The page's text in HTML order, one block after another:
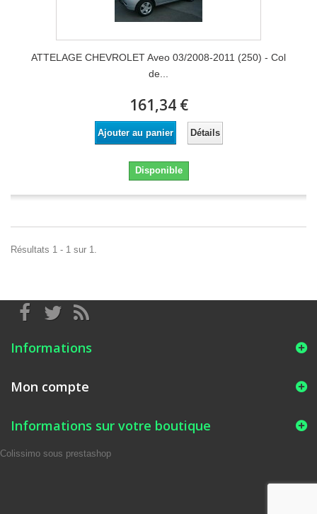
ATTELAGE CHEVROLET Aveo 03/2008-2011 (250) - Col
de...
161,34 €
Ajouter au panier Détails
Disponible
Résultats 1 - 1 sur 1.
Informations
Mon compte
Informations sur votre boutique
Colissimo sous prestashop